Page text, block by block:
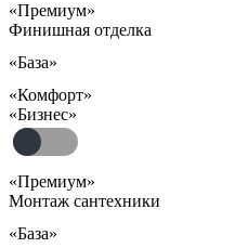
«Премиум»
Финишная отделка
«База»
«Комфорт»
«Бизнес»
«Премиум»
Монтаж сантехники
«База»